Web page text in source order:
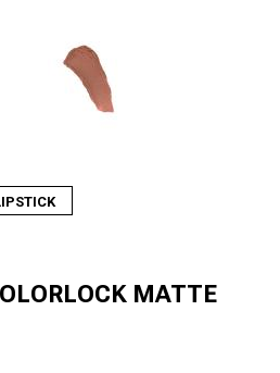
MATTE